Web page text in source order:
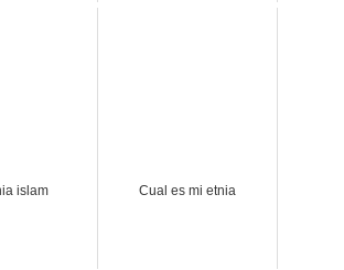
islam Cual es mi etnia